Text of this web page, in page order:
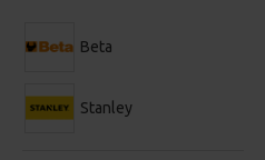
Beta
Stanley